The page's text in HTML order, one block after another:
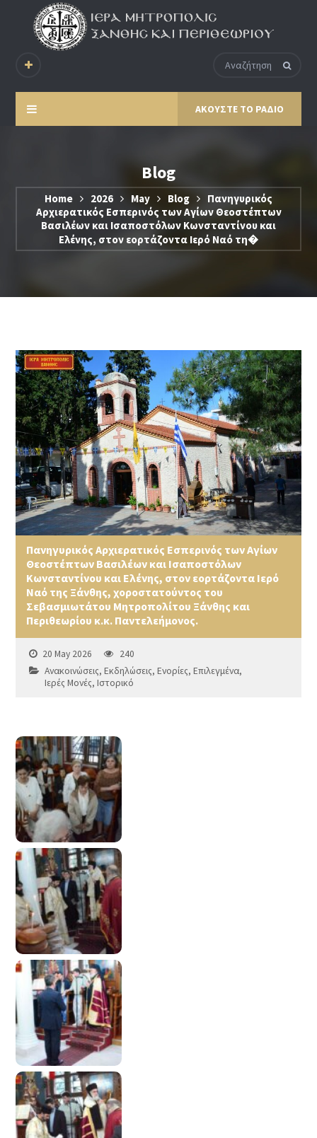
ΑΚΟΥΣΤΕ ΤΟ ΡΑΔΙΟ
Blog
Home 2026 May Blog
Πανηγυρικός
Αρχιερατικός Εσπερινός των Αγίων Θεοστέπτων
Βασιλέων και Ισαποστόλων Κωνσταντίνου και
Ελένης, στον εορτάζοντα Ιερό Ναό τη�
Πανηγυρικός Αρχιερατικός Εσπερινός των Αγίων
Θεοστέπτων Βασιλέων και Ισαποστόλων
Κωνσταντίνου και Ελένης, στον εορτάζοντα Ιερό
Ναό της Ξάνθης, χοροστατούντος του
Σεβασμιωτάτου Μητροπολίτου Ξάνθης και
Περιθεωρίου κ.κ. Παντελεήμονος.
20 May 2026
240
Ανακοινώσεις,Εκδηλώσεις,Ενορίες,Επιλεγμένα,
Ιερές Μονές,Ιστορικό